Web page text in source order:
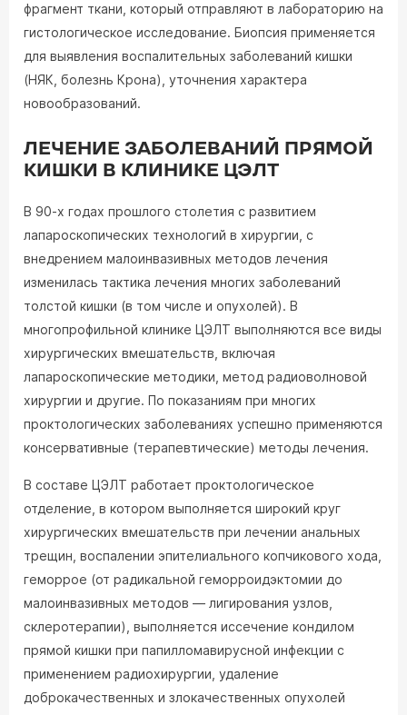
фрагмент ткани, который отправляют в лабораторию на
гистологическое исследование. Биопсия применяется
для выявления воспалительных заболеваний кишки
(НЯК, болезнь Крона), уточнения характера
новообразований.
ЛЕЧЕНИЕ ЗАБОЛЕВАНИЙ ПРЯМОЙ
КИШКИ В КЛИНИКЕ ЦЭЛТ
В 90-х годах прошлого столетия с развитием
лапароскопических технологий в хирургии, с
внедрением малоинвазивных методов лечения
изменилась тактика лечения многих заболеваний
толстой кишки (в том числе и опухолей). В
многопрофильной клинике ЦЭЛТ выполняются все виды
хирургических вмешательств, включая
лапароскопические методики, метод радиоволновой
хирургии и другие. По показаниям при многих
проктологических заболеваниях успешно применяются
консервативные (терапевтические) методы лечения.
В составе ЦЭЛТ работает проктологическое
отделение, в котором выполняется широкий круг
хирургических вмешательств при лечении анальных
трещин, воспалении эпителиального копчикового хода,
геморрое (от радикальной геморроидэктомии до
малоинвазивных методов — лигирования узлов,
склеротерапии), выполняется иссечение кондилом
прямой кишки при папилломавирусной инфекции с
применением радиохирургии, удаление
доброкачественных и злокачественных опухолей